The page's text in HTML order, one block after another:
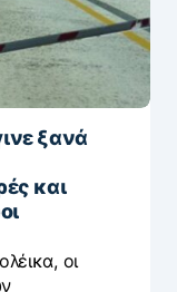
ξανά
και
οι